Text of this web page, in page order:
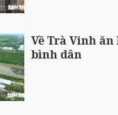
Về Trà Vinh
bình dân